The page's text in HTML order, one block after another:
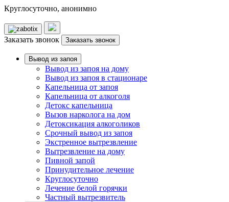
Круглосуточно, анонимно
Заказать звонок Заказать звонок
Вывод из запоя
Вывод из запоя на дому
Вывод из запоя в стационаре
Капельница от запоя
Капельница от алкоголя
Детокс капельница
Вызов нарколога на дом
Детоксикация алкоголиков
Срочный вывод из запоя
Экстренное вытрезвление
Вытрезвление на дому
Пивной запой
Принудительное лечение
Круглосуточно
Лечение белой горячки
Частный вытрезвитель